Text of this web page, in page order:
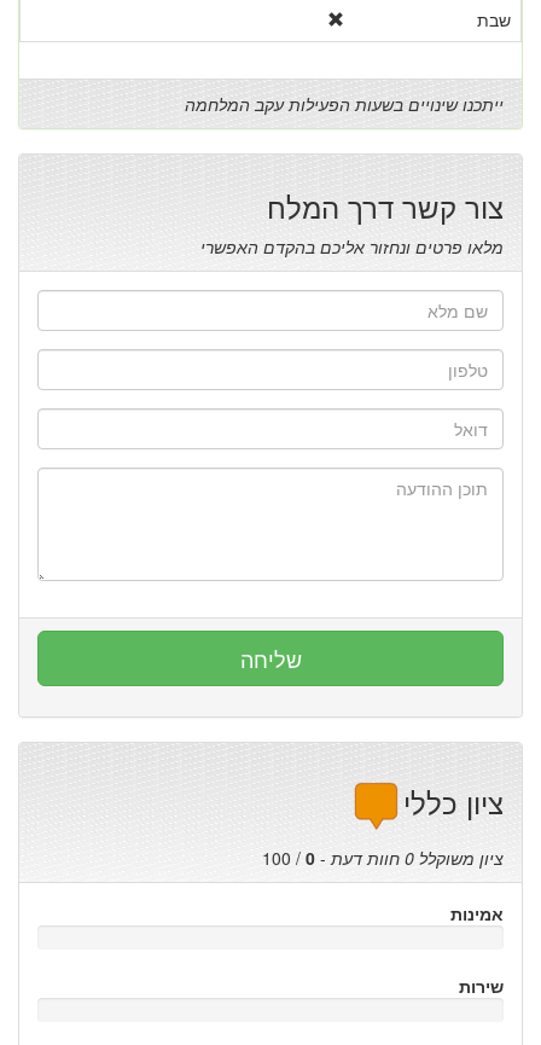
שבת
ייתכנו שינויים בשעות הפעילות עקב המלחמה
צור קשר דרך המלח
מלאו פרטים ונחזור אליכם בהקדם האפשרי
ציון כללי
ציון משוקלל 0 חוות דעת-
0
/
100
אמינות
שירות